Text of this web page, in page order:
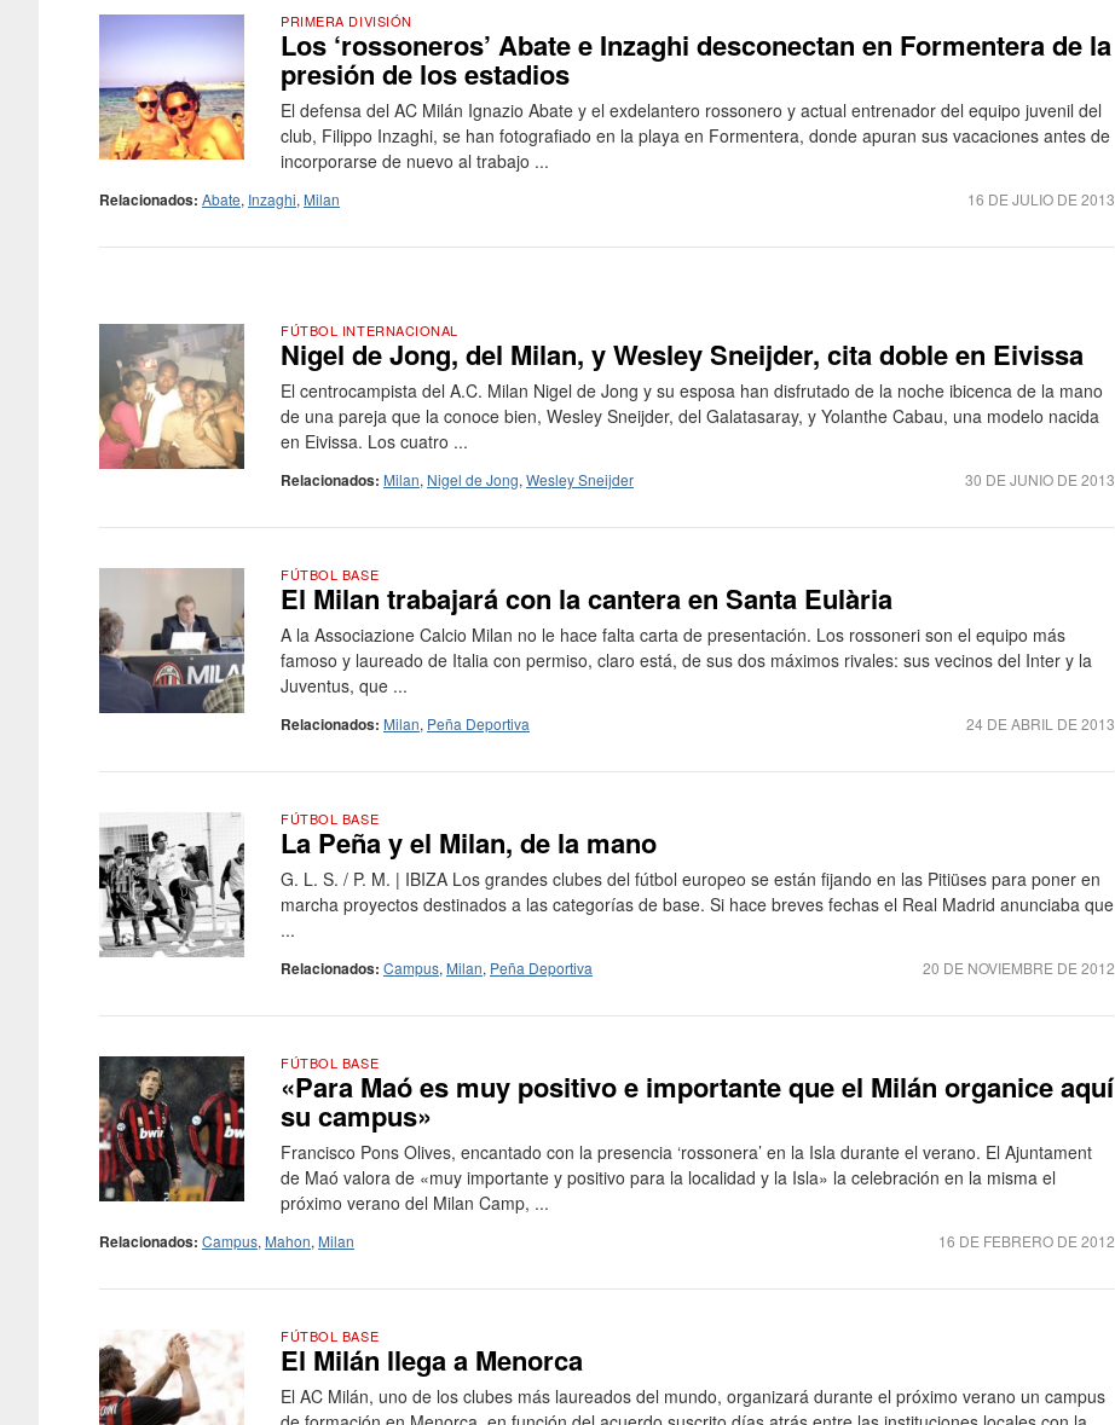
PRIMERA DIVISIÓN
Los ‘rossoneros’ Abate e Inzaghi desconectan en Formentera de la
presión de los estadios
El defensa del AC Milán Ignazio Abate y el exdelantero rossonero y actual entrenador del equipo juvenil del
club, Filippo Inzaghi, se han fotografiado en la playa en Formentera, donde apuran sus vacaciones antes de
incorporarse de nuevo al trabajo ...
16 DE JULIO DE 2013
Relacionados: Abate, Inzaghi, Milan
FÚTBOL INTERNACIONAL
Nigel de Jong, del Milan, y Wesley Sneijder, cita doble en Eivissa
El centrocampista del A.C. Milan Nigel de Jong y su esposa han disfrutado de la noche ibicenca de la mano
de una pareja que la conoce bien, Wesley Sneijder, del Galatasaray, y Yolanthe Cabau, una modelo nacida
en Eivissa. Los cuatro ...
30 DE JUNIO DE 2013
Relacionados: Milan, Nigel de Jong, Wesley Sneijder
FÚTBOL BASE
El Milan trabajará con la cantera en Santa Eulària
A la Associazione Calcio Milan no le hace falta carta de presentación. Los rossoneri son el equipo más
famoso y laureado de Italia con permiso, claro está, de sus dos máximos rivales: sus vecinos del Inter y la
Juventus, que ...
24 DE ABRIL DE 2013
Relacionados: Milan, Peña Deportiva
FÚTBOL BASE
La Peña y el Milan, de la mano
G. L. S. / P. M. | IBIZA Los grandes clubes del fútbol europeo se están fijando en las Pitiüses para poner en
marcha proyectos destinados a las categorías de base. Si hace breves fechas el Real Madrid anunciaba que
...
20 DE NOVIEMBRE DE 2012
Relacionados: Campus, Milan, Peña Deportiva
FÚTBOL BASE
«Para Maó es muy positivo e importante que el Milán organice aquí
su campus»
Francisco Pons Olives, encantado con la presencia ‘rossonera’ en la Isla durante el verano. El Ajuntament
de Maó valora de «muy importante y positivo para la localidad y la Isla» la celebración en la misma el
próximo verano del Milan Camp, ...
16 DE FEBRERO DE 2012
Relacionados: Campus, Mahon, Milan
FÚTBOL BASE
El Milán llega a Menorca
El AC Milán, uno de los clubes más laureados del mundo, organizará durante el próximo verano un campus